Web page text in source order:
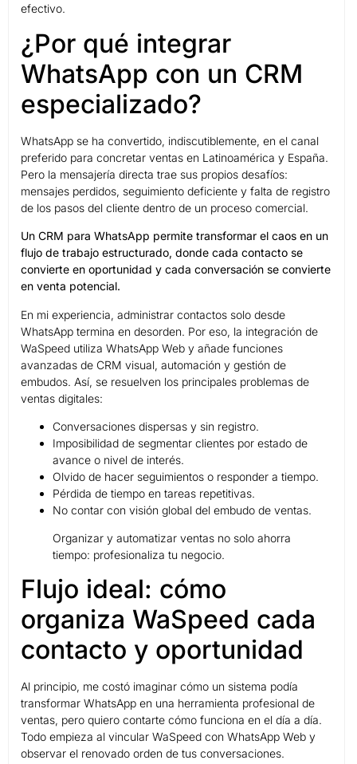
efectivo.
¿Por qué integrar
WhatsApp con un CRM
especializado?
WhatsApp se ha convertido, indiscutiblemente, en el canal
preferido para concretar ventas en Latinoamérica y España.
Pero la mensajería directa trae sus propios desafíos:
mensajes perdidos, seguimiento deficiente y falta de registro
de los pasos del cliente dentro de un proceso comercial.
Un CRM para WhatsApp permite transformar el caos en un
flujo de trabajo estructurado, donde cada contacto se
convierte en oportunidad y cada conversación se convierte
en venta potencial.
En mi experiencia, administrar contactos solo desde
WhatsApp termina en desorden. Por eso, la integración de
WaSpeed utiliza WhatsApp Web y añade funciones
avanzadas de CRM visual, automación y gestión de
embudos. Así, se resuelven los principales problemas de
ventas digitales:
Conversaciones dispersas y sin registro.
Imposibilidad de segmentar clientes por estado de
avance o nivel de interés.
Olvido de hacer seguimientos o responder a tiempo.
Pérdida de tiempo en tareas repetitivas.
No contar con visión global del embudo de ventas.
Organizar y automatizar ventas no solo ahorra
tiempo: profesionaliza tu negocio.
Flujo ideal: cómo
organiza WaSpeed cada
contacto y oportunidad
Al principio, me costó imaginar cómo un sistema podía
transformar WhatsApp en una herramienta profesional de
ventas, pero quiero contarte cómo funciona en el día a día.
Todo empieza al vincular WaSpeed con WhatsApp Web y
observar el renovado orden de tus conversaciones.